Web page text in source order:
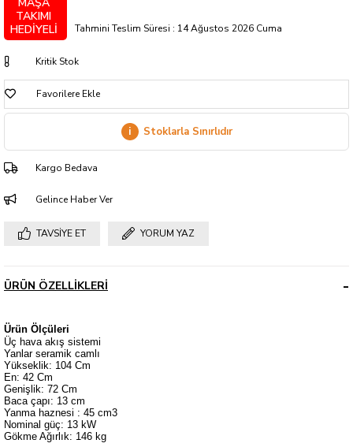
Tahmini Teslim Süresi : 14 Ağustos 2026 Cuma
TAKIMI
HEDİYELİ
Kritik Stok
Favorilere Ekle
i Stoklarla Sınırlıdır
Kargo Bedava
Gelince Haber Ver
TAVSIYE ET YORUM YAZ
ÜRÜN ÖZELLIKLERI
Ürün Ölçüleri
Üç hava akış sistemi
Yanlar seramik camlı
Yükseklik: 104 Cm
En: 42 Cm
Genişlik: 72 Cm
Baca çapı: 13 cm
Yanma haznesi : 45 cm3
Nominal güç: 13 kW
Gökme Ağırlık: 146 kg